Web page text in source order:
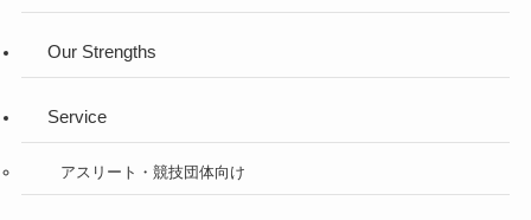
Our Strengths
Service
アスリート・競技団体向け